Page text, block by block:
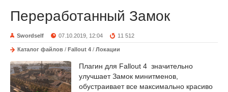
Переработанный Замок
Swordself 07.10.2019, 12:04 11 512
Каталог файлов / Fallout 4 / Локации
Плагин для Fallout 4 значительно
улучшает Замок минитменов,
обустраивает все максимально красиво